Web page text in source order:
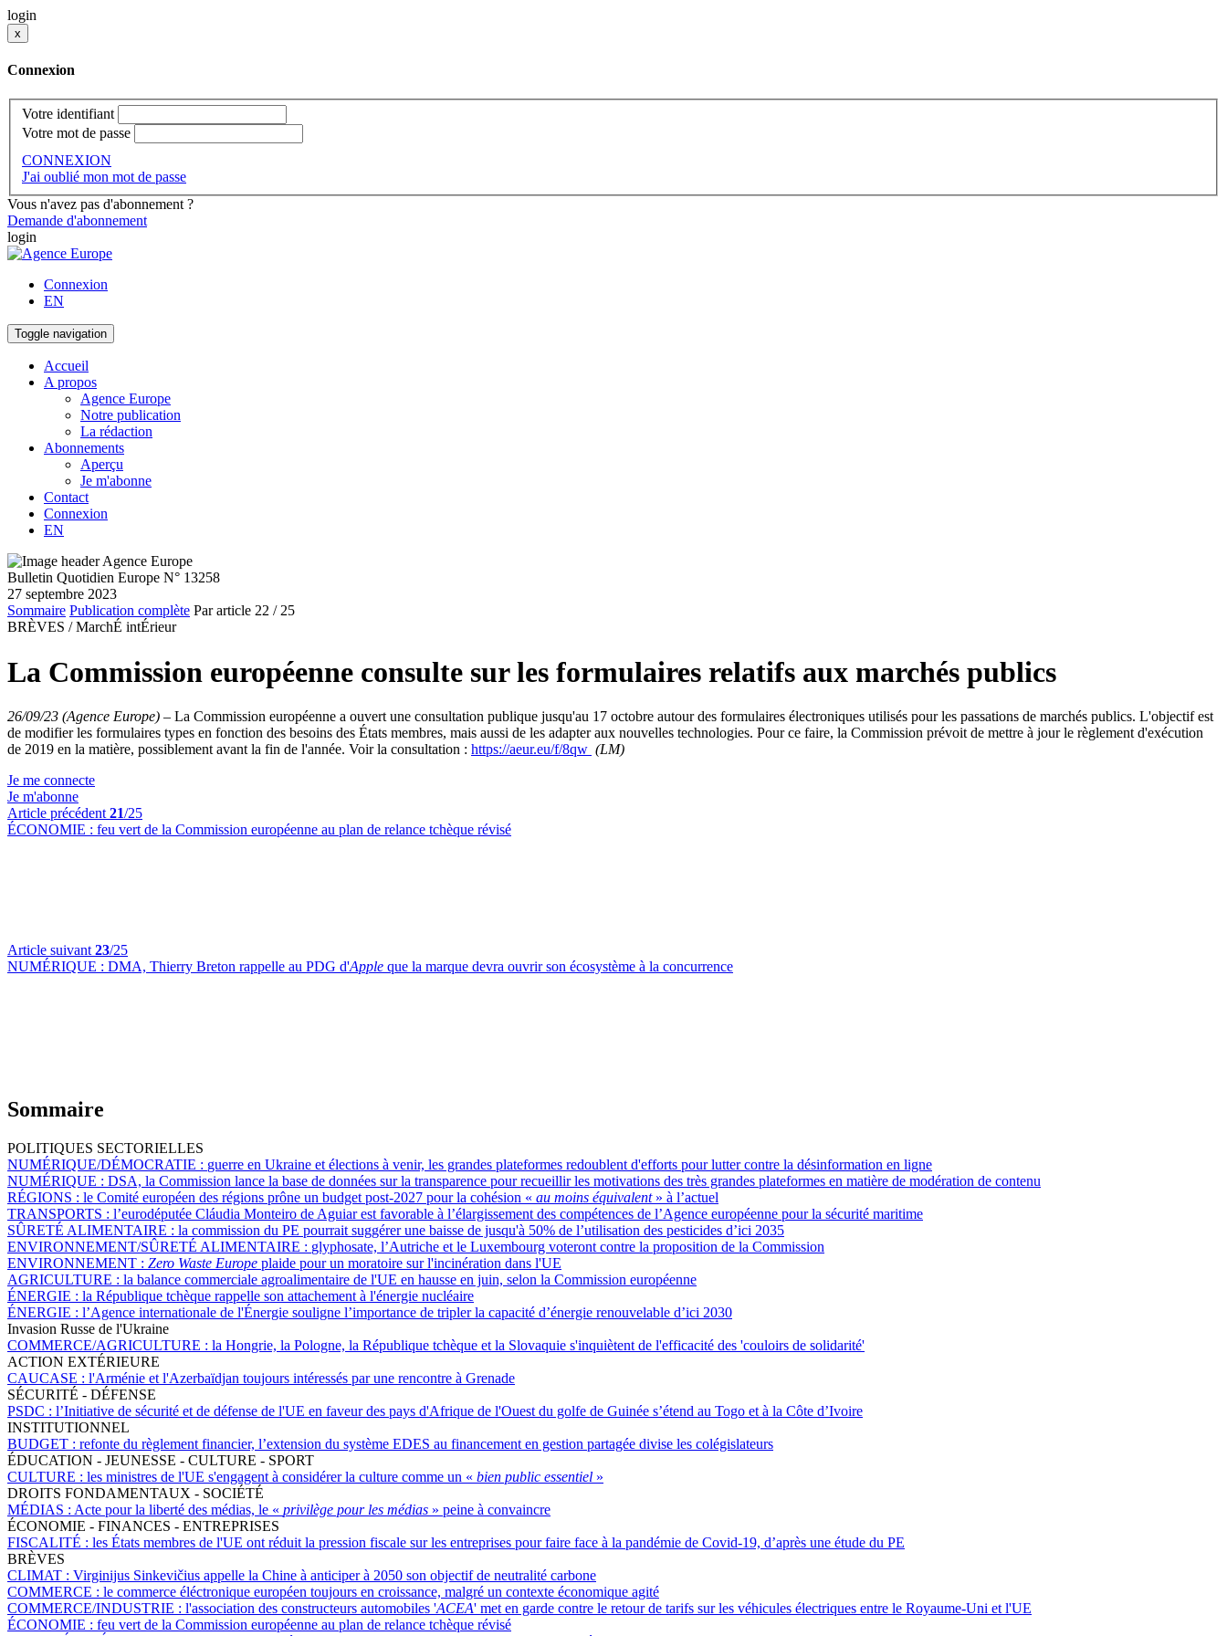
login
x
Connexion
Votre identifiant
Votre mot de passe
CONNEXION
J'ai oublié mon mot de passe
Vous n'avez pas d'abonnement ?
Demande d'abonnement
login
Connexion
EN
Toggle navigation
Accueil
A propos
Agence Europe
Notre publication
La rédaction
Abonnements
Aperçu
Je m'abonne
Contact
Connexion
EN
Bulletin Quotidien Europe N° 13258
27 septembre 2023
Sommaire Publication complète Par article 22 / 25
BRÈVES / MarchÉ intÉrieur
La Commission européenne consulte sur les formulaires relatifs aux marchés publics
26/09/23 (Agence Europe) – La Commission européenne a ouvert une consultation publique jusqu'au 17 octobre autour des formulaires électroniques utilisés pour les passations de marchés publics. L'objectif est
de modifier les formulaires types en fonction des besoins des États membres, mais aussi de les adapter aux nouvelles technologies. Pour ce faire, la Commission prévoit de mettre à jour le règlement d'exécution
de 2019 en la matière, possiblement avant la fin de l'année. Voir la consultation : https://aeur.eu/f/8qw (LM)
Je me connecte
Je m'abonne
Article précédent 21/25
ÉCONOMIE : feu vert de la Commission européenne au plan de relance tchèque révisé
Article suivant 23/25
NUMÉRIQUE : DMA, Thierry Breton rappelle au PDG d'Apple que la marque devra ouvrir son écosystème à la concurrence
Sommaire
POLITIQUES SECTORIELLES
NUMÉRIQUE/DÉMOCRATIE : guerre en Ukraine et élections à venir, les grandes plateformes redoublent d'efforts pour lutter contre la désinformation en ligne
NUMÉRIQUE : DSA, la Commission lance la base de données sur la transparence pour recueillir les motivations des très grandes plateformes en matière de modération de contenu
RÉGIONS : le Comité européen des régions prône un budget post-2027 pour la cohésion « au moins équivalent» à l’actuel
TRANSPORTS : l’eurodéputée Cláudia Monteiro de Aguiar est favorable à l’élargissement des compétences de l’Agence européenne pour la sécurité maritime
SÛRETÉ ALIMENTAIRE : la commission du PE pourrait suggérer une baisse de jusqu'à 50% de l’utilisation des pesticides d’ici 2035
ENVIRONNEMENT/SÛRETÉ ALIMENTAIRE : glyphosate, l’Autriche et le Luxembourg voteront contre la proposition de la Commission
ENVIRONNEMENT : Zero Waste Europe plaide pour un moratoire sur l'incinération dans l'UE
AGRICULTURE : la balance commerciale agroalimentaire de l'UE en hausse en juin, selon la Commission européenne
ÉNERGIE : la République tchèque rappelle son attachement à l'énergie nucléaire
ÉNERGIE : l’Agence internationale de l'Énergie souligne l’importance de tripler la capacité d’énergie renouvelable d’ici 2030
Invasion Russe de l'Ukraine
COMMERCE/AGRICULTURE : la Hongrie, la Pologne, la République tchèque et la Slovaquie s'inquiètent de l'efficacité des 'couloirs de solidarité'
ACTION EXTÉRIEURE
CAUCASE : l'Arménie et l'Azerbaïdjan toujours intéressés par une rencontre à Grenade
SÉCURITÉ - DÉFENSE
PSDC : l’Initiative de sécurité et de défense de l'UE en faveur des pays d'Afrique de l'Ouest du golfe de Guinée s’étend au Togo et à la Côte d’Ivoire
INSTITUTIONNEL
BUDGET : refonte du règlement financier, l’extension du système EDES au financement en gestion partagée divise les colégislateurs
ÉDUCATION - JEUNESSE - CULTURE - SPORT
CULTURE : les ministres de l'UE s'engagent à considérer la culture comme un « bien public essentiel »
DROITS FONDAMENTAUX - SOCIÉTÉ
MÉDIAS : Acte pour la liberté des médias, le « privilège pour les médias » peine à convaincre
ÉCONOMIE - FINANCES - ENTREPRISES
FISCALITÉ : les États membres de l'UE ont réduit la pression fiscale sur les entreprises pour faire face à la pandémie de Covid-19, d’après une étude du PE
BRÈVES
CLIMAT : Virginijus Sinkevičius appelle la Chine à anticiper à 2050 son objectif de neutralité carbone
COMMERCE : le commerce éléctronique européen toujours en croissance, malgré un contexte économique agité
COMMERCE/INDUSTRIE : l'association des constructeurs automobiles 'ACEA' met en garde contre le retour de tarifs sur les véhicules électriques entre le Royaume-Uni et l'UE
ÉCONOMIE : feu vert de la Commission européenne au plan de relance tchèque révisé